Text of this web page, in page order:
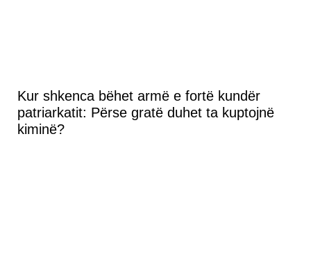
Kur shkenca bëhet armë e fortë kundër
patriarkatit: Përse gratë duhet ta kuptojnë
kiminë?